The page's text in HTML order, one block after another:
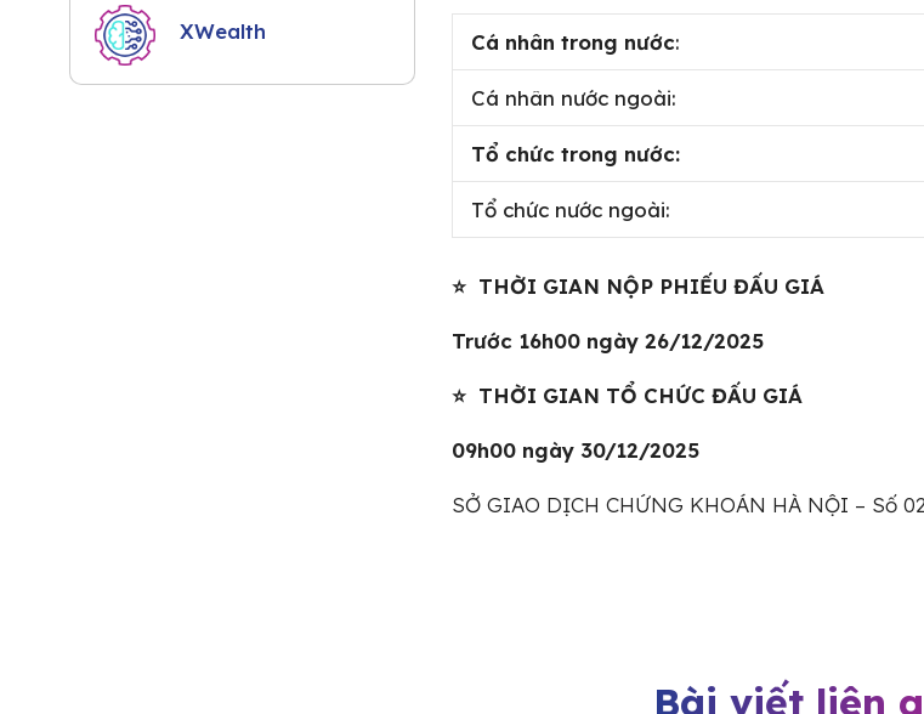
XWealth Cá nhân trong nước:
Cá nhân nước ngoài:
Tổ chức trong nước:
Tổ chức nước ngoài:
⭐ THỜI GIAN NỘP PHIẾU ĐẤU GIÁ
Trước 16h00 ngày 26/12/2025
⭐ THỜI GIAN TỔ CHỨC ĐẤU GIÁ
09h00 ngày 30/12/2025
SỞ GIAO DỊCH CHỨNG KHOÁN HÀ NỘI – Số
Bài viết liên